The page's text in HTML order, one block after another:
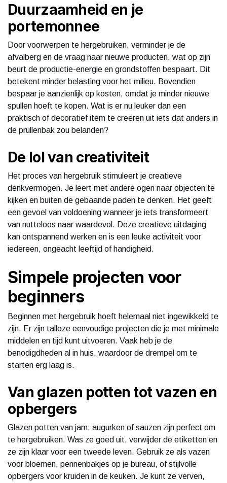
Duurzaamheid en je
portemonnee
Door voorwerpen te hergebruiken, verminder je de
afvalberg en de vraag naar nieuwe producten, wat op zijn
beurt de productie-energie en grondstoffen bespaart. Dit
betekent minder belasting voor het milieu. Bovendien
bespaar je aanzienlijk op kosten, omdat je minder nieuwe
spullen hoeft te kopen. Wat is er nu leuker dan een
praktisch of decoratief item te creëren uit iets dat anders in
de prullenbak zou belanden?
De lol van creativiteit
Het proces van hergebruik stimuleert je creatieve
denkvermogen. Je leert met andere ogen naar objecten te
kijken en buiten de gebaande paden te denken. Het geeft
een gevoel van voldoening wanneer je iets transformeert
van nutteloos naar waardevol. Deze creatieve uitdaging
kan ontspannend werken en is een leuke activiteit voor
iedereen, ongeacht leeftijd of handigheid.
Simpele projecten voor
beginners
Beginnen met hergebruik hoeft helemaal niet ingewikkeld te
zijn. Er zijn talloze eenvoudige projecten die je met minimale
middelen en tijd kunt uitvoeren. Vaak heb je de
benodigdheden al in huis, waardoor de drempel om te
starten erg laag is.
Van glazen potten tot vazen en
opbergers
Glazen potten van jam, augurken of sauzen zijn perfect om
te hergebruiken. Was ze goed uit, verwijder de etiketten en
ze zijn klaar voor een tweede leven. Gebruik ze als vazen
voor bloemen, pennenbakjes op je bureau, of stijlvolle
opbergers voor kruiden in de keuken. Je kunt ze verven,